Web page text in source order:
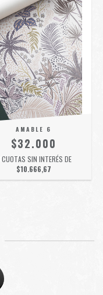
AMABLE 6
$32.000
CUOTAS SIN INTERÉS DE
$10.666,67